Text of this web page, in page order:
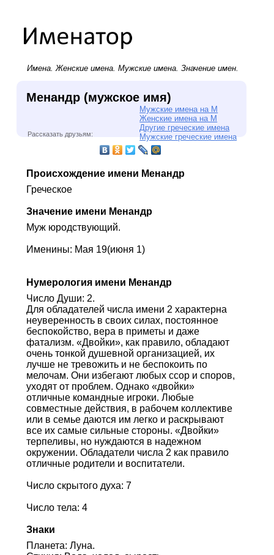
Имена.Женские имена. Мужские имена. Значение имен.
Менандр (мужское имя)
Мужские имена на М
Женские имена на М
Другие греческие имена
Мужские греческие имена
Рассказать друзьям:
Происхождение имени Менандр
Греческое
Значение имени Менандр
Муж юродствующий.
Именины: Мая 19(июня 1)
Нумерология имени Менандр
Число Души: 2.
Для обладателей числа имени 2 характерна
неуверенность в своих силах, постоянное
беспокойство, вера в приметы и даже
фатализм. «Двойки», как правило, обладают
очень тонкой душевной организацией, их
лучше не тревожить и не беспокоить по
мелочам. Они избегают любых ссор и споров,
уходят от проблем. Однако «двойки»
отличные командные игроки. Любые
совместные действия, в рабочем коллективе
или в семье даются им легко и раскрывают
все их самые сильные стороны. «Двойки»
терпеливы, но нуждаются в надежном
окружении. Обладатели числа 2 как правило
отличные родители и воспитатели.
Число скрытого духа: 7
Число тела: 4
Знаки
Планета: Луна.